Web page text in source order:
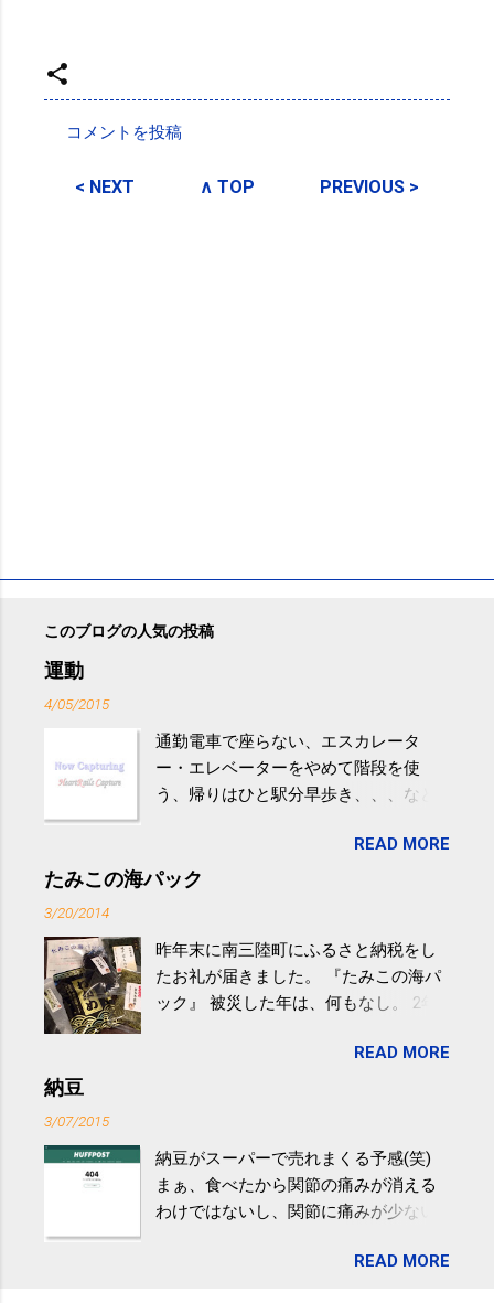
メ
コメントを投稿
< NEXT ∧ TOP PREVIOUS >
このブログの人気の投稿
運動
4/05/2015
通勤電車で座らない、エスカレータ
ー・エレベーターをやめて階段を使
う、帰りはひと駅分早歩き、、、など
やすい。 スポーツウェア・シューズで
するものだけが運動ではない。 食べ
けると改善する、との結果を筑波大の
研究チームが発表した。改善が期待で
きるのは、過度の飲酒が原因ではない
減らなくても効果があるという。 正田
波大「減量しなくても効果」 - ニュー
ス - アピタル（医療・健康）
READ MORE
たみこの海パック
3/20/2014
昨年末に南三陸町にふるさと納税をし
たお礼が届きました。 『たみこの海パ
ック』 被災した年は、何もなし。 2年
が『たみこの海パック』。 ボランティ
全く考えていなかったので、貰えると
少しづつ復興してる感が伝わってきて
嬉しいです。 あと、ふるさと納税が節
ですが、節税になるほど稼げていない
READ MORE
納豆
3/07/2015
納豆がスーパーで売れまくる予感(笑)
まぁ、食べたから関節の痛みが消える
わけではないし、関節に痛みが少ない
ど。。 「関節の老化」は、「コンドロ
READ MORE